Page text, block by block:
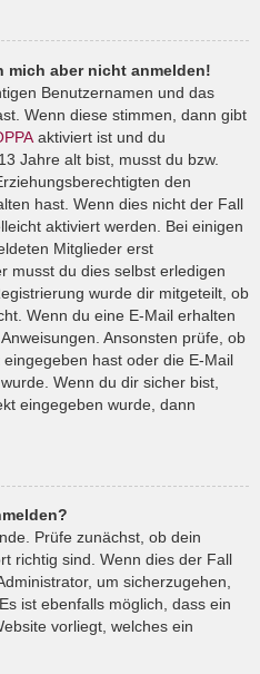
mich aber nicht anmelden!
Benutzernamen und das
Wenn diese stimmen, dann gibt
aktiviert ist und du
Jahre alt bist, musst du bzw.
den
hast. Wenn dies nicht der Fall
aktiviert werden. Bei einigen
Mitglieder erst
musst du dies selbst erledigen
wurde dir mitgeteilt, ob
Wenn du eine E-Mail erhalten
Ansonsten prüfe, ob
hast oder die E-Mail
Wenn du dir sicher bist,
eingegeben wurde, dann
Prüfe zunächst, ob dein
richtig sind. Wenn dies der Fall
um sicherzugehen,
ist ebenfalls möglich, dass ein
vorliegt, welches ein